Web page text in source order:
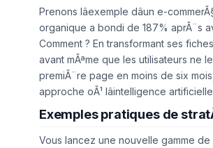
Prenons lâexemple dâun e-
organique a bondi de 187% aprÃ¨s
Comment ? En transformant ses
avant mÃªme que les utilisateurs ne
premiÃ¨re page en moins de six
approche oÃ¹ lâintelligence
Exemples pratiques de
Vous lancez une nouvelle gamme